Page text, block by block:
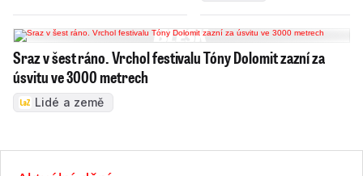
Sraz v šest ráno. Vrchol festivalu Tóny Dolomit zazní za
úsvitu ve 3000 metrech
Lidé a země